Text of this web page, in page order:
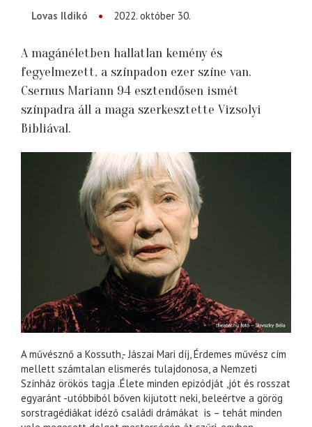
Lovas Ildikó 2022. október 30.
A magánéletben hallatlan kemény és
fegyelmezett, a színpadon ezer színe van.
Csernus Mariann 94 esztendősen ismét
színpadra áll a maga szerkesztette Vizsolyi
Bibliával.
A művésznő a Kossuth,- Jászai Mari díj, Érdemes művész cím
mellett számtalan elismerés tulajdonosa, a Nemzeti
Színház örökös tagja .Élete minden epizódját ,jót és rosszat
egyaránt -utóbbiból bőven kijutott neki, beleértve a görög
sorstragédiákat idéző családi drámákat is – tehát minden